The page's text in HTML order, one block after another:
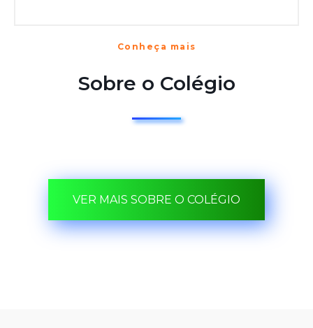
Conheça mais
Sobre o Colégio
VER MAIS SOBRE O COLÉGIO